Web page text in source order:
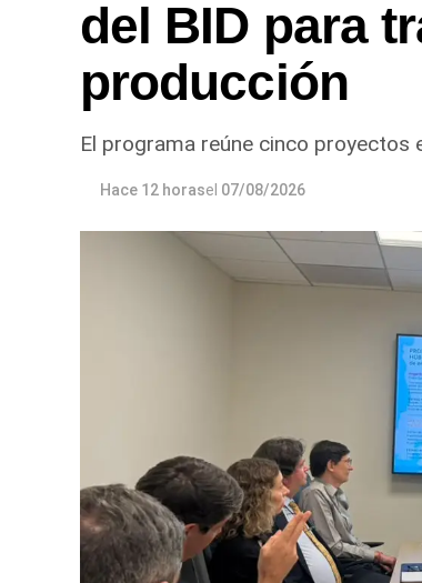
del BID para
producción
El programa reúne cinco proyectos
Hace 12 horasel 07/08/2026